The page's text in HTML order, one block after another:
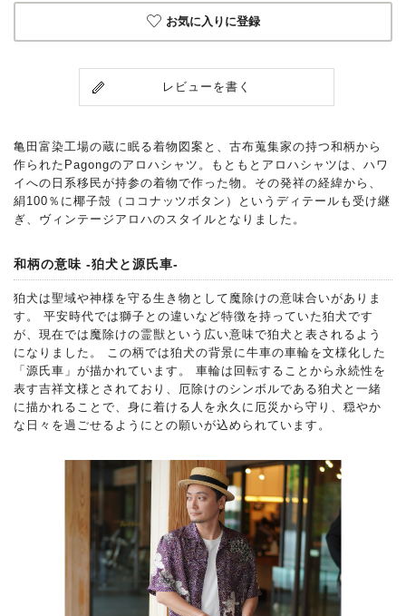
お気に入りに登録
レビューを書く
亀田富染工場の蔵に眠る着物図案と、古布蒐集家の持つ和柄から
作られたPagongのアロハシャツ。もともとアロハシャツは、ハワ
イへの日系移民が持参の着物で作った物。その発祥の経緯から、
絹100％に椰子殻（ココナッツボタン）というディテールも受け継
ぎ、ヴィンテージアロハのスタイルとなりました。
和柄の意味 -狛犬と源氏車-
狛犬は聖域や神様を守る生き物として魔除けの意味合いがありま
す。 平安時代では獅子との違いなど特徴を持っていた狛犬です
が、現在では魔除けの霊獣という広い意味で狛犬と表されるよう
になりました。 この柄では狛犬の背景に牛車の車輪を文様化した
「源氏車」が描かれています。 車輪は回転することから永続性を
表す吉祥文様とされており、厄除けのシンボルである狛犬と一緒
に描かれることで、身に着ける人を永久に厄災から守り、穏やか
な日々を過ごせるようにとの願いが込められています。